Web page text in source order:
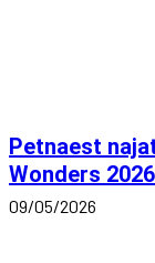
Petnaest
Wonders
09/05/2026